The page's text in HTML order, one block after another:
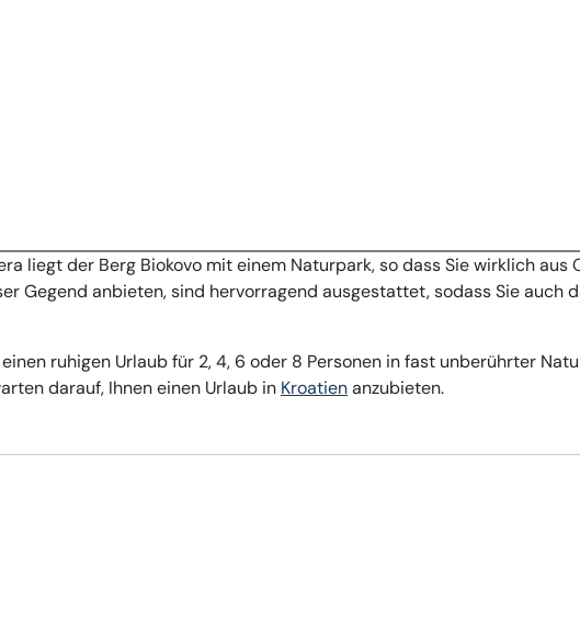
liegt der Berg Biokovo mit einem Naturpark, so dass Sie wirklich aus
Gegend anbieten, sind hervorragend ausgestattet, sodass Sie auch
ruhigen Urlaub für 2, 4, 6 oder 8 Personen in fast unberührter
darauf, Ihnen einen Urlaub in Kroatienanzubieten.